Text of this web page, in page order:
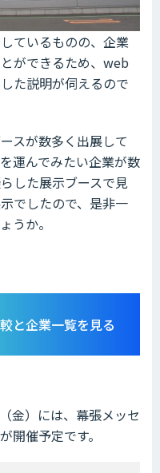
ているものの、企業
ができるため、web
た説明が伺えるので
スが数多く出展して
運んでみたい企業が数
した展示ブースで見
でしたので、是非一
うか。
と企業一覧を見る
金）には、幕張メッセ
開催予定です。